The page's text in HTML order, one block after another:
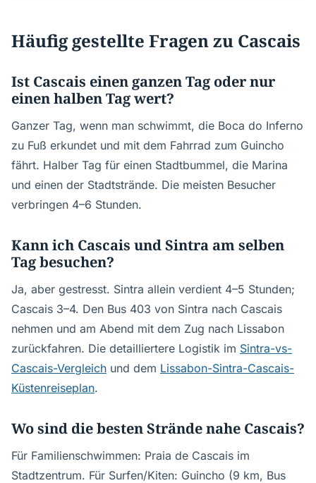
Häufig gestellte Fragen zu Cascais
Ist Cascais einen ganzen Tag oder nur
einen halben Tag wert?
Ganzer Tag, wenn man schwimmt, die Boca do Inferno
zu Fuß erkundet und mit dem Fahrrad zum Guincho
fährt. Halber Tag für einen Stadtbummel, die Marina
und einen der Stadtstrände. Die meisten Besucher
verbringen 4–6 Stunden.
Kann ich Cascais und Sintra am selben
Tag besuchen?
Ja, aber gestresst. Sintra allein verdient 4–5 Stunden;
Cascais 3–4. Den Bus 403 von Sintra nach Cascais
nehmen und am Abend mit dem Zug nach Lissabon
zurückfahren. Die detailliertere Logistik im Sintra-vs-
Cascais-Vergleich und dem Lissabon-Sintra-Cascais-
Küstenreiseplan.
Wo sind die besten Strände nahe Cascais?
Für Familienschwimmen: Praia de Cascais im
Stadtzentrum. Für Surfen/Kiten: Guincho (9 km, Bus